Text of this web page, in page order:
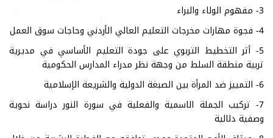
3- مفهوم الولاء والبراء
4- فجوة مهارات مخرجات التعليم العالي الأردني وحاجات سوق العمل
5- أثر التخطيط التربوي على جودة التعليم الأساسي في مديرية
تربية منطقة السلط من وجهة نظر مدراء المدارس الحكومية
6- التمييز ضد المرأة بين الصبغة الدولية والشريعة الإسلامية
7- تركيب الجملة الاسمية والفعلية في سورة النور دراسة نحوية
وصفية دلالية